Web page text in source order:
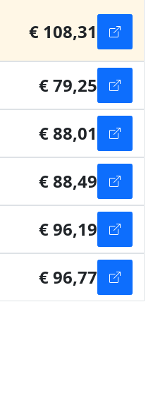
€ 108,31
€ 79,25
€ 88,01
€ 88,49
€ 96,19
€ 96,77